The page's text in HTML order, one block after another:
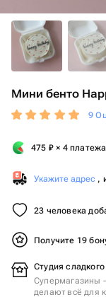
Мини бенто
9
475 ₽ × 4
Укажите адрес ,
23 человека
Получите 19
Студия
Супермагазины
делают всё для